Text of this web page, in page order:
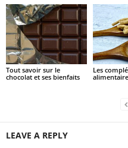
Tout savoir sur le
chocolat et ses bienfaits
Les
LEAVE A REPLY